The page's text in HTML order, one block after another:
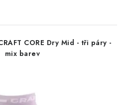
CORE Dry Mid - tři páry -
mix barev